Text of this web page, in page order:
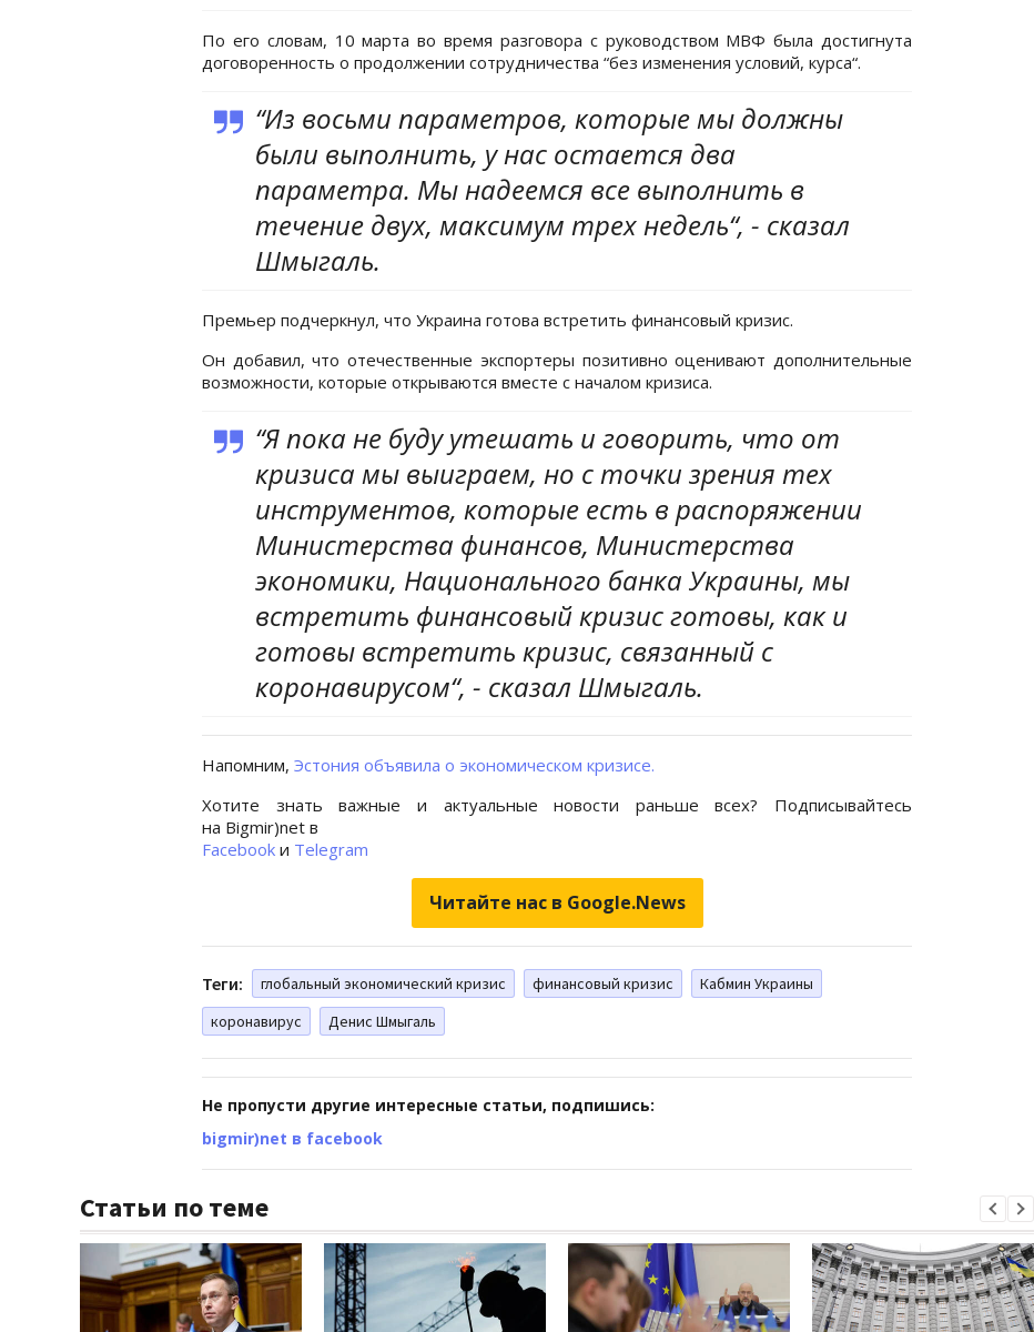
По его словам, 10 марта во время разговора с руководством МВФ была достигнута
договоренность о продолжении сотрудничества “без изменения условий, курса“.
“Из восьми параметров, которые мы должны
были выполнить, у нас остается два
параметра. Мы надеемся все выполнить в
течение двух, максимум трех недель“, - сказал
Шмыгаль.
Премьер подчеркнул, что Украина готова встретить финансовый кризис.
Он добавил, что отечественные экспортеры позитивно оценивают дополнительные
возможности, которые открываются вместе с началом кризиса.
“Я пока не буду утешать и говорить, что от
кризиса мы выиграем, но с точки зрения тех
инструментов, которые есть в распоряжении
Министерства финансов, Министерства
экономики, Национального банка Украины, мы
встретить финансовый кризис готовы, как и
готовы встретить кризис, связанный с
коронавирусом“, - сказал Шмыгаль.
Напомним, Эстония объявила о экономическом кризисе.
Хотите знать важные и актуальные новости раньше всех? Подписывайтесь
на Bigmir)net в
Facebook и Telegram
Читайте нас в Google.News
Теги: глобальный экономический кризис финансовый кризис
Кабмин Украины
коронавирус
Денис Шмыгаль
Не пропусти другие интересные статьи, подпишись:
bigmir)net в facebook
Статьи по теме